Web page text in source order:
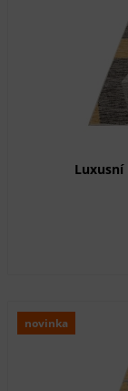
Luxusní
novinka